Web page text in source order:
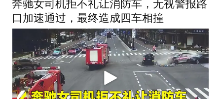
奔驰女司机拒不礼让消防车，无视警报路
口加速通过，最终造成四车相撞